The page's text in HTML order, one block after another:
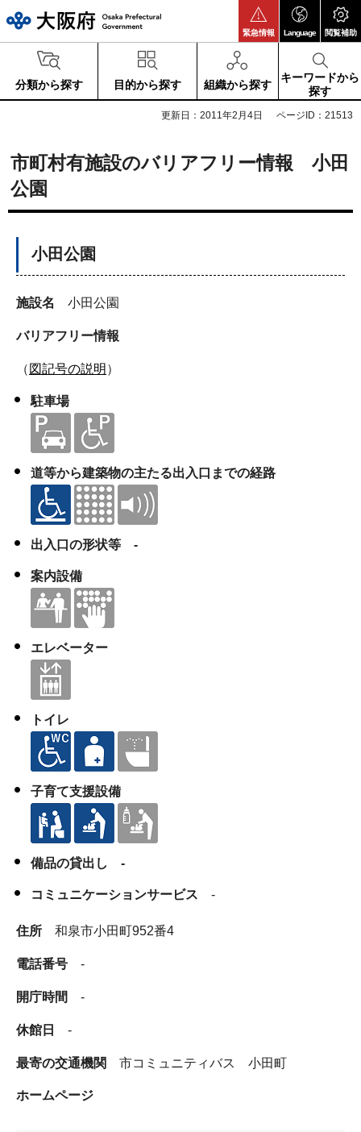
緊急情報 Language 閲覧補助
分類から探す 目的から探す 組織から探す
キーワードから
探す
更新日：2011年2月4日 ページID：21513
市町村有施設のバリアフリー情報 小田
公園
小田公園
施設名 小田公園
バリアフリー情報
（ 図記号の説明 ）
駐車場
道等から建築物の主たる出入口までの経路
出入口の形状等 -
案内設備
エレベーター
トイレ
子育て支援設備
備品の貸出し -
コミュニケーションサービス -
住所 和泉市小田町952番4
電話番号 -
開庁時間 -
休館日 -
最寄の交通機関 市コミュニティバス 小田町
ホームページ